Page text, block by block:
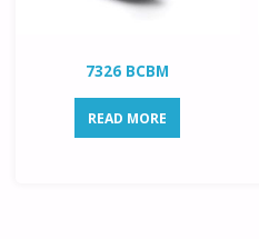
7326 BCBM
READ MORE